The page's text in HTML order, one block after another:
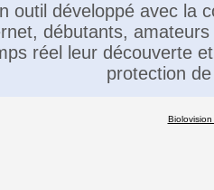
outil développé avec la
débutants,
réel leur découverte
protection
Biolovision